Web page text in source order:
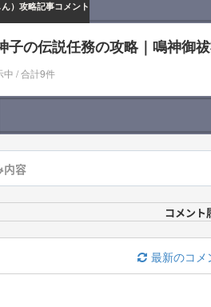
）攻略記事コメント
子の伝説任務の攻略｜鳴神御
中 / 合計9件
コメント
最新のコメ